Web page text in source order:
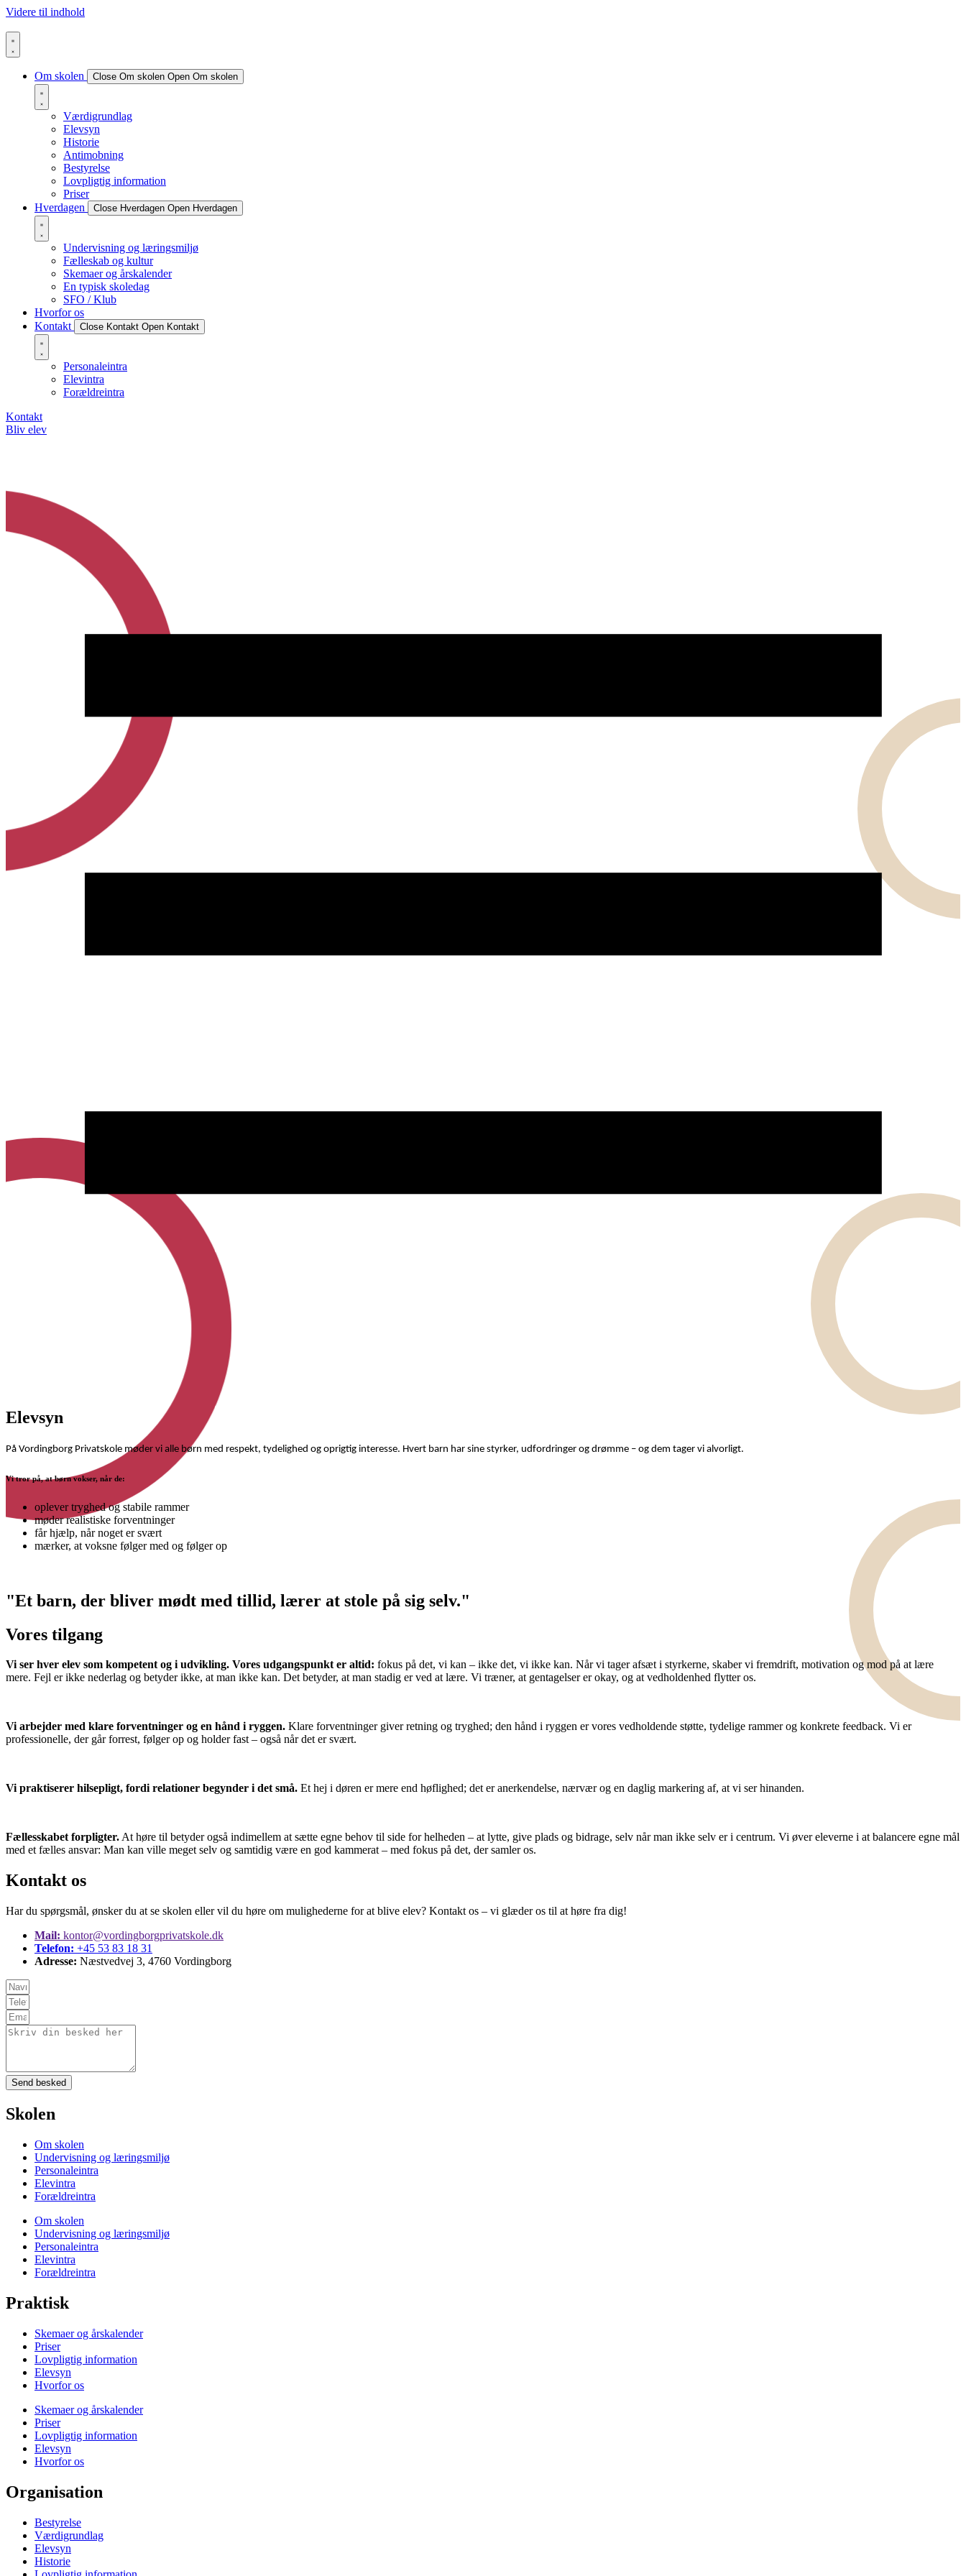
Videre til indhold
Om skolen Close Om skolen Open Om skolen
Værdigrundlag
Elevsyn
Historie
Antimobning
Bestyrelse
Lovpligtig information
Priser
Hverdagen
Close Hverdagen Open Hverdagen
Undervisning og læringsmiljø
Fælleskab og kultur
Skemaer og årskalender
En typisk skoledag
SFO / Klub
Hvorfor os
Kontakt
Close Kontakt Open Kontakt
Personaleintra
Elevintra
Forældreintra
Kontakt
Bliv elev
Elevsyn
På Vordingborg Privatskole møder vi alle børn med respekt, tydelighed og oprigtig interesse. Hvert barn har sine styrker, udfordringer og drømme – og dem tager vi alvorligt.
Vi tror på, at børn vokser, når de:
oplever tryghed og stabile rammer
møder realistiske forventninger
får hjælp, når noget er svært
mærker, at voksne følger med og følger op
"Et barn, der bliver mødt med tillid, lærer at stole på sig selv."
Vores tilgang
Vi ser hver elev som kompetent og i udvikling. Vores udgangspunkt er altid: fokus på det, vi kan – ikke det, vi ikke kan. Når vi tager afsæt i styrkerne, skaber vi fremdrift, motivation og mod på at lære
mere. Fejl er ikke nederlag og betyder ikke, at man ikke kan. Det betyder, at man stadig er ved at lære. Vi træner, at gentagelser er okay, og at vedholdenhed flytter os.
Vi arbejder med klare forventninger og en hånd i ryggen. Klare forventninger giver retning og tryghed; den hånd i ryggen er vores vedholdende støtte, tydelige rammer og konkrete feedback. Vi er
professionelle, der går forrest, følger op og holder fast – også når det er svært.
Vi praktiserer hilsepligt, fordi relationer begynder i det små. Et hej i døren er mere end høflighed; det er anerkendelse, nærvær og en daglig markering af, at vi ser hinanden.
Fællesskabet forpligter.At høre til betyder også indimellem at sætte egne behov til side for helheden – at lytte, give plads og bidrage, selv når man ikke selv er i centrum. Vi øver eleverne i at balancere egne mål
med et fælles ansvar: Man kan ville meget selv og samtidig være en god kammerat – med fokus på det, der samler os.
Kontakt os
Har du spørgsmål, ønsker du at se skolen eller vil du høre om mulighederne for at blive elev? Kontakt os – vi glæder os til at høre fra dig!
Mail: kontor@vordingborgprivatskole.dk
Telefon: +45 53 83 18 31
Adresse: Næstvedvej 3, 4760 Vordingborg
Send besked
Skolen
Om skolen
Undervisning og læringsmiljø
Personaleintra
Elevintra
Forældreintra
Om skolen
Undervisning og læringsmiljø
Personaleintra
Elevintra
Forældreintra
Praktisk
Skemaer og årskalender
Priser
Lovpligtig information
Elevsyn
Hvorfor os
Skemaer og årskalender
Priser
Lovpligtig information
Elevsyn
Hvorfor os
Organisation
Bestyrelse
Værdigrundlag
Elevsyn
Historie